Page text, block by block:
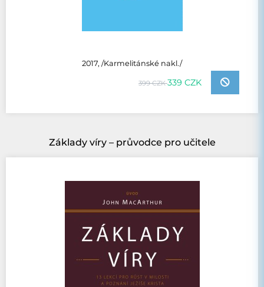
2017, /Karmelitánské nakl./
399 CZK339 CZK
Základy víry – průvodce pro učitele